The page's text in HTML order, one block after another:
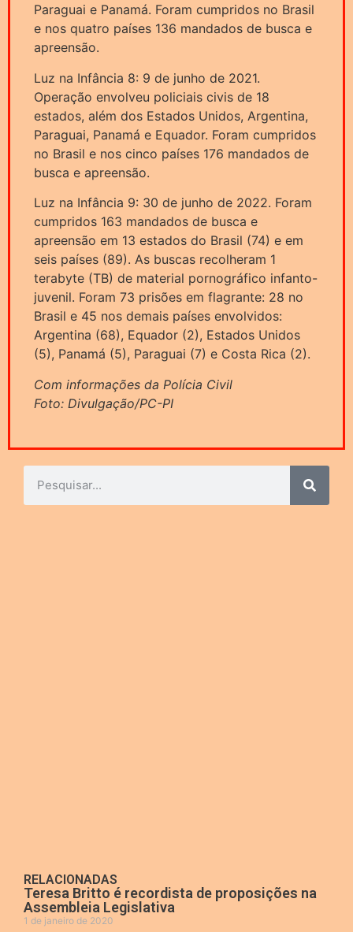
Paraguai e Panamá. Foram cumpridos no Brasil
e nos quatro países 136 mandados de busca e
apreensão.
Luz na Infância 8: 9 de junho de 2021.
Operação envolveu policiais civis de 18
estados, além dos Estados Unidos, Argentina,
Paraguai, Panamá e Equador. Foram cumpridos
no Brasil e nos cinco países 176 mandados de
busca e apreensão.
Luz na Infância 9: 30 de junho de 2022. Foram
cumpridos 163 mandados de busca e
apreensão em 13 estados do Brasil (74) e em
seis países (89). As buscas recolheram 1
terabyte (TB) de material pornográfico infanto-
juvenil. Foram 73 prisões em flagrante: 28 no
Brasil e 45 nos demais países envolvidos:
Argentina (68), Equador (2), Estados Unidos
(5), Panamá (5), Paraguai (7) e Costa Rica (2).
Com informações da Polícia Civil
Foto: Divulgação/PC-PI
RELACIONADAS
Teresa Britto é recordista de proposições na
Assembleia Legislativa
1 de janeiro de 2020